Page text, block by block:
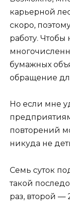
карьерной
скоро,
работу. Чтобы
бумажных
обращение
Но если мне
повторений
никуда не
Семь суток
такой
раз, второй ―